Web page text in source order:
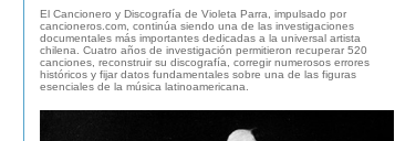
El Cancionero y Discografía de Violeta Parra, impulsado por
cancioneros.com, continúa siendo una de las investigaciones
documentales más importantes dedicadas a la universal artista
chilena. Cuatro años de investigación permitieron recuperar 520
canciones, reconstruir su discografía, corregir numerosos errores
históricos y fijar datos fundamentales sobre una de las figuras
esenciales de la música latinoamericana.